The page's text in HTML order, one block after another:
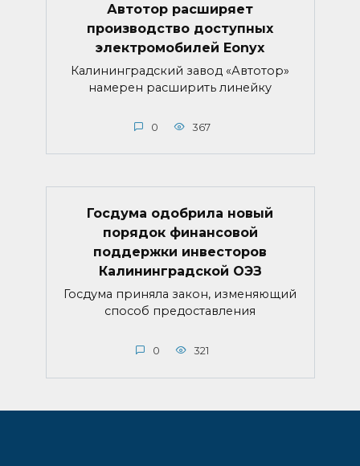
Автотор расширяет
производство доступных
электромобилей Eonyx
Калининградский завод «Автотор»
намерен расширить линейку
0 367
Госдума одобрила новый
порядок финансовой
поддержки инвесторов
Калининградской ОЭЗ
Госдума приняла закон, изменяющий
способ предоставления
0 321